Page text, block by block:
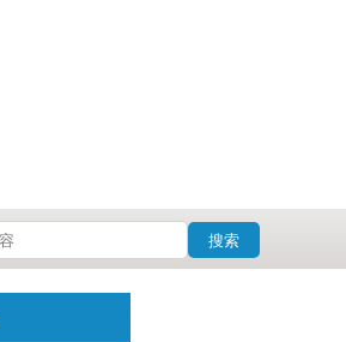
搜索